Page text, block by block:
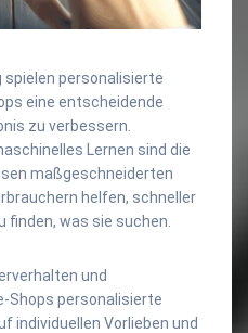
spielen personalisierte
eine entscheidende
zu verbessern.
Lernen sind die
maßgeschneiderten
helfen, schneller
finden, was sie suchen.
und
Shops personalisierte
individuellen Vorlieben und